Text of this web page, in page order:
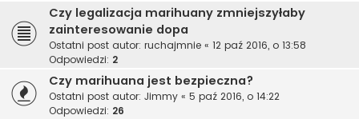
Czy legalizacja marihuany zmniejszyłaby
zainteresowanie dopa
Ostatni post autor: ruchajmnie « 12 paź 2016, o 13:58
Odpowiedzi: 2
Czy marihuana jest bezpieczna?
Ostatni post autor: Jimmy « 5 paź 2016, o 14:22
Odpowiedzi: 26